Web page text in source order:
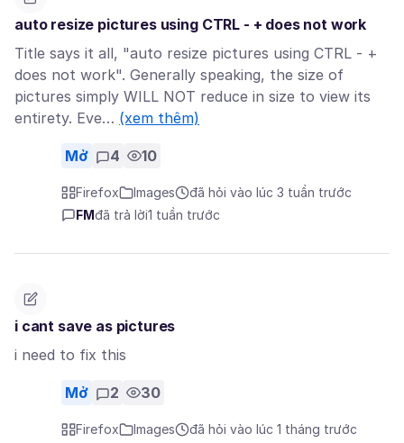
auto resize pictures using CTRL - + does not work
Title says it all, "auto resize pictures using CTRL - +
does not work". Generally speaking, the size of
pictures simply WILL NOT reduce in size to view its
entirety. Eve… (xem thêm)
Mở 4 10
Firefox Images
đã hỏi vào lúc 3 tuần trước
FMđã trả lời1 tuần trước
i cant save as pictures
i need to fix this
Mở 2 30
Firefox Images
đã hỏi vào lúc 1 tháng trước